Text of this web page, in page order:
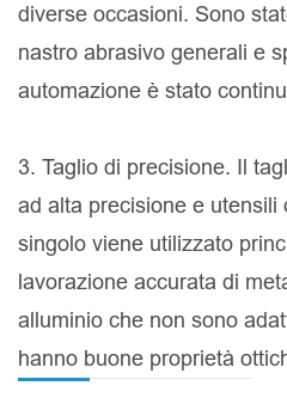
diverse occasioni. Sono
nastro abrasivo generali e
automazione è stato
3. Taglio di precisione. Il
ad alta precisione e utensili
singolo viene utilizzato
lavorazione accurata di
alluminio che non sono
hanno buone proprietà